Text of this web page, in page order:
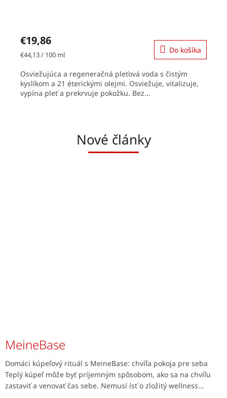
produktu
je
5,0
z
5
hviezdičiek.
€19,86
Jednotková
€44,13 / 100 ml Do košíka
Osviežujúca a regeneračná pleťová voda s čistým
kyslíkom a 21 éterickými olejmi. Osviežuje, vitalizuje,
vypína pleť a prekrvuje pokožku. Bez...
Nové články
MeineBase
Domáci kúpeľový rituál s MeineBase: chvíľa pokoja pre seba
Teplý kúpeľ môže byť príjemným spôsobom, ako sa na chvíľu
zastaviť a venovať čas sebe. Nemusí ísť o zložitý wellness...